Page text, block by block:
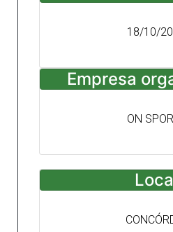
18/10/
Empresa
ON